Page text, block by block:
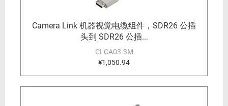
Camera Link 机器视觉电缆组件，SDR26 公插
头到 SDR26 公插...
CLCA03-3M
¥1,050.94